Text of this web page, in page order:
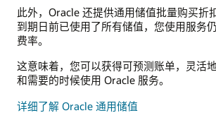
此外，Oracle 还提供通用储值批量购买折
到期日前已使用了所有储值，您使用服务
费率。
这意味着，您可以获得可预测账单，灵活
和需要的时候使用 Oracle 服务。
详细了解 Oracle 通用储值